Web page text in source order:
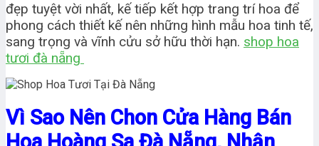
đẹp tuyệt vời nhất, kế tiếp kết hợp trang trí hoa để
phong cách thiết kế nên những hình mẫu hoa tinh tế,
sang trọng và vĩnh cửu sở hữu thời hạn. shop hoa
tươi đà nẵng
Vì Sao Nên Chon Cửa Hàng Bán